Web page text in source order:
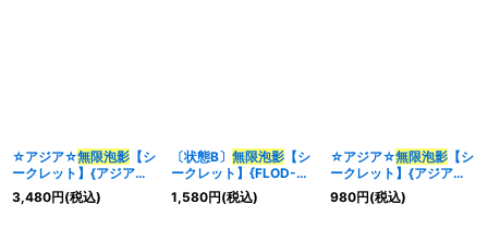
☆アジア☆無限泡影 【シ
ークレット】{アジア
FLOD-JP077}《罠》
3,480円(税込)
〔状態B〕 無限泡影【シ
ークレット】{FLOD-
JP077}《罠》
1,580円(税込)
☆アジア☆無限泡影【シ
ークレット】{アジア
TTP1-JP090}《罠》
980円(税込)